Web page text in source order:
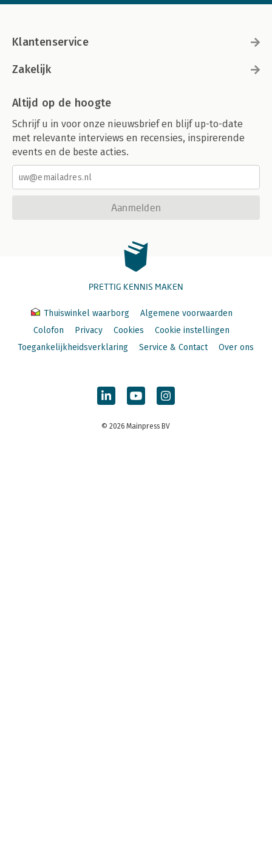
Klantenservice
Zakelijk
Altijd op de hoogte
Schrijf u in voor onze nieuwsbrief en blijf up-to-date
met relevante interviews en recensies, inspirerende
events en de beste acties.
Aanmelden
PRETTIG KENNIS MAKEN
Thuiswinkel waarborg
Algemene voorwaarden
Colofon
Privacy Cookies
Cookie instellingen
Toegankelijkheidsverklaring
Service & Contact Over ons
© 2026 Mainpress BV